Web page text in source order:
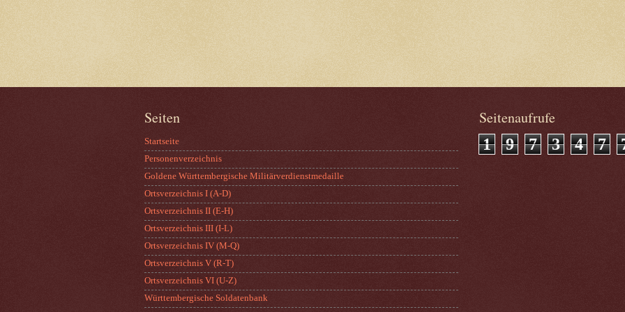
Seiten
Startseite
Personenverzeichnis
Goldene Württembergische Militärverdienstmedaille
Ortsverzeichnis I (A-D)
Ortsverzeichnis II (E-H)
Ortsverzeichnis III (I-L)
Ortsverzeichnis IV (M-Q)
Ortsverzeichnis V (R-T)
Ortsverzeichnis VI (U-Z)
Württembergische Soldatenbank
Seitenaufrufe
1 9 7 3 4 7